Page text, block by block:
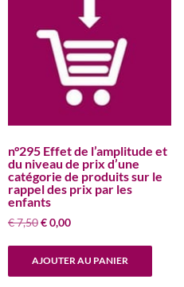
n°295 Effet de l’amplitude et
du niveau de prix d’une
catégorie de produits sur le
rappel des prix par les
enfants
€7,50Le
€0,00Le
AJOUTER AU PANIER